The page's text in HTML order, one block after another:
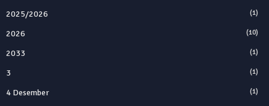
2025/2026 (1)
2026 (10)
2033 (1)
3 (1)
4 Desember (1)